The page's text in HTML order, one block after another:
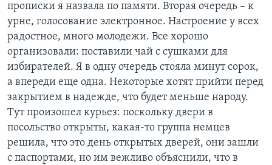
прописки я назвала по памяти. Вторая очередь – к
урне, голосование электронное. Настроение у всех
радостное, много молодежи. Все хорошо
организовали: поставили чай с сушками для
избирателей. Я в одну очередь стояла минут сорок,
а впереди еще одна. Некоторые хотят прийти перед
закрытием в надежде, что будет меньше народу.
Тут произошел курьез: поскольку двери в
посольство открыты, какая-то группа немцев
решила, что это день открытых дверей, они зашли
с паспортами, но им вежливо объяснили, что в